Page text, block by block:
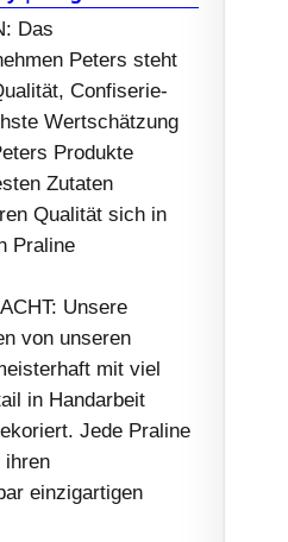
Das
Peters steht
Confiserie-
Wertschätzung
Produkte
Zutaten
Qualität sich in
Praline
Unsere
von unseren
mit viel
in Handarbeit
Jede Praline
ihren
einzigartigen